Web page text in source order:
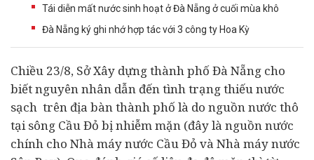
Tái diễn mất nước sinh hoạt ở Đà Nẵng ở cuối mùa khô
Đà Nẵng ký ghi nhớ hợp tác với 3 công ty Hoa Kỳ
Chiều 23/8, Sở Xây dựng thành phố Đà Nẵng cho
biết nguyên nhân dẫn đến tình trạng thiếu nước
sạch trên địa bàn thành phố là do nguồn nước thô
tại sông Cầu Đỏ bị nhiễm mặn (đây là nguồn nước
chính cho Nhà máy nước Cầu Đỏ và Nhà máy nước